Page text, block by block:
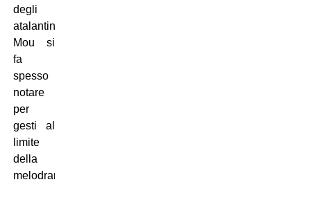
degli
atalantini,
Mou si
fa
spesso
notare
per
gesti al
limite
della
melodrammaticità.